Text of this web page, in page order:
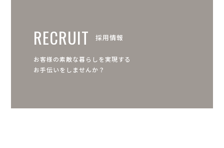
RECRUIT 採用情報
お客様の素敵な暮らしを実現する
お手伝いをしませんか？